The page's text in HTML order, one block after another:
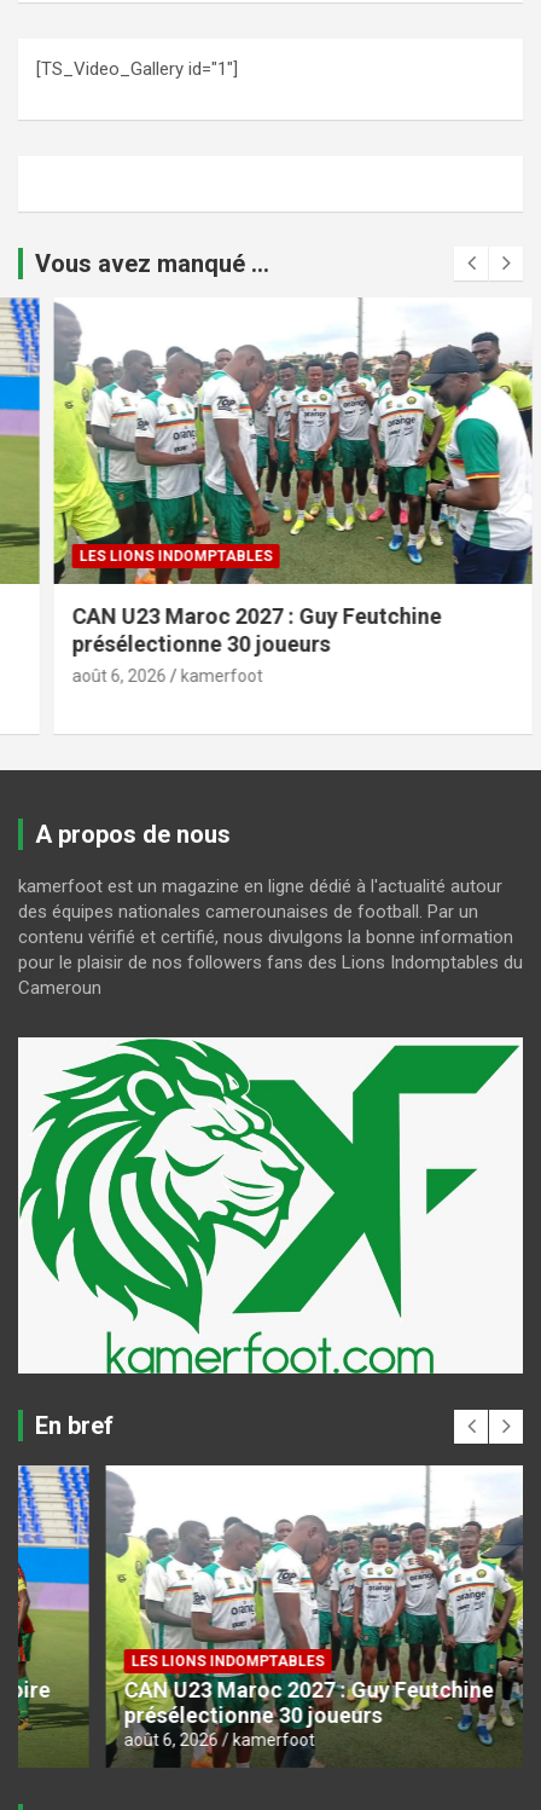
[TS_Video_Gallery id="1"]
Vous avez manqué ...
LES LIONS INDOMPTABLES
CAN U23 Maroc 2027 : Guy Feutchine
présélectionne 30 joueurs
août 6, 2026 kamerfoot
A propos de nous
kamerfoot est un magazine en ligne dédié à l'actualité autour
des équipes nationales camerounaises de football. Par un
contenu vérifié et certifié, nous divulgons la bonne information
pour le plaisir de nos followers fans des Lions Indomptables du
Cameroun
En bref
LES LIONS INDOMPTABLES
CAN U23 Maroc 2027 : Guy Feutchine
présélectionne 30 joueurs
août 6, 2026 kamerfoot